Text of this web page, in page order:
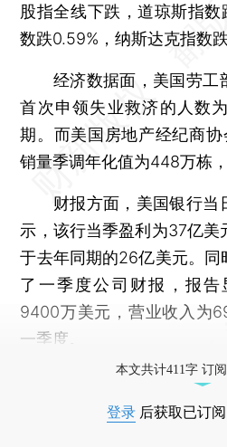
股指全线下跌，道琼斯指
数跌0.59%，纳斯达克指数跌
经济数据面，美国劳工
首次申领失业救济的人数
期。而美国房地产经纪商
销量季调年化值为448万栋
财报方面，美国银行当
示，该行当季盈利为37亿美
于去年同期的26亿美元。
了一季度公司财报，报
9400万美元，营业收入为
一季度。
本文共计411字 订
登录 后获取已订